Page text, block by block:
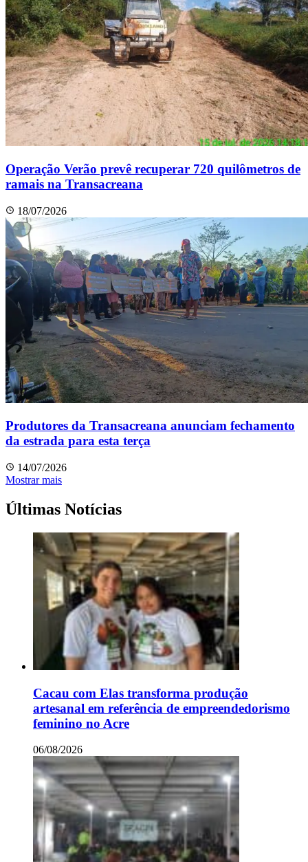
Operação Verão prevê recuperar 720 quilômetros de
ramais na Transacreana
18/07/2026
Produtores da Transacreana anunciam fechamento
da estrada para esta terça
14/07/2026
Mostrar mais
Últimas Notícias
Cacau com Elas transforma produção
artesanal em referência de empreendedorismo
feminino no Acre
06/08/2026